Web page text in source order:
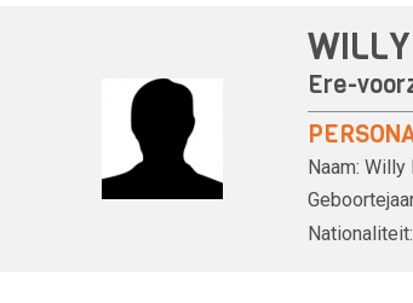
Ere-
Naam: Willy
Nationaliteit: